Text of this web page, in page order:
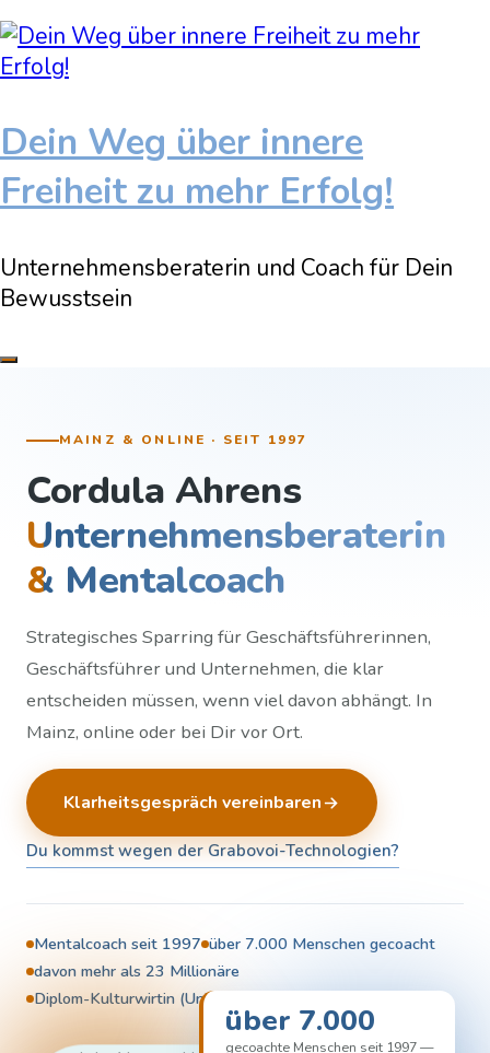
Dein Weg über innere
Freiheit zu mehr Erfolg!
Unternehmensberaterin und Coach für Dein
Bewusstsein
MAINZ & ONLINE · SEIT 1997
Cordula Ahrens
Unternehmensberaterin
& Mentalcoach
Strategisches Sparring für Geschäftsführerinnen,
Geschäftsführer und Unternehmen, die klar
entscheiden müssen, wenn viel davon abhängt. In
Mainz, online oder bei Dir vor Ort.
Klarheitsgespräch vereinbaren
Du kommst wegen der Grabovoi-Technologien?
Mentalcoach seit 1997 über 7.000 Menschen gecoacht
davon mehr als 23 Millionäre
Diplom-Kulturwirtin (Univ. Passau)über 7.000
gecoachte Menschen seit 1997 —